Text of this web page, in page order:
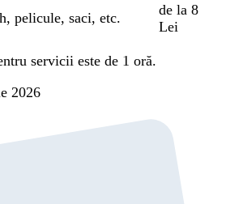
pelicule, saci, etc.
de la 8
Lei
servicii este de 1 oră.
2026